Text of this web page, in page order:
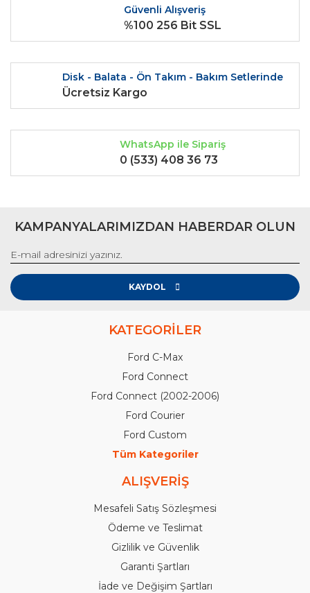
Güvenli Alışveriş
%100 256 Bit SSL
Disk - Balata - Ön Takım - Bakım Setlerinde
Ücretsiz Kargo
WhatsApp ile Sipariş
0 (533) 408 36 73
KAMPANYALARIMIZDAN HABERDAR OLUN
KAYDOL
KATEGORİLER
Ford C-Max
Ford Connect
Ford Connect (2002-2006)
Ford Courier
Ford Custom
Tüm Kategoriler
ALIŞVERİŞ
Mesafeli Satış Sözleşmesi
Ödeme ve Teslimat
Gizlilik ve Güvenlik
Garanti Şartları
İade ve Değişim Şartları